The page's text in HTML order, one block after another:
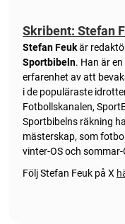
Skribent: Stefan
Stefan Feukär
Sportbibeln. Han är
erfarenhet av att
i de populäraste
Fotbollskanalen,
Sportbibelns räkning
mästerskap, som
vinter-OS och sommar-
Följ Stefan Feuk på X